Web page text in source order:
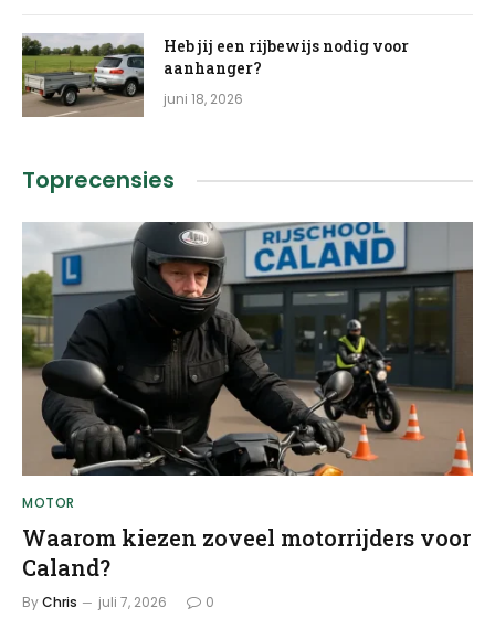
Heb jij een rijbewijs nodig voor
aanhanger?
juni 18, 2026
Toprecensies
MOTOR
Waarom kiezen zoveel motorrijders voor
Caland?
ByChris juli 7, 2026 0